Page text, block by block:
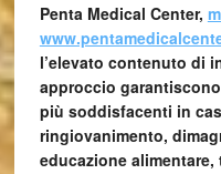
Penta Medical Center,
l’elevato contenuto di
approccio
più soddisfacenti in
ringiovanimento,
educazione